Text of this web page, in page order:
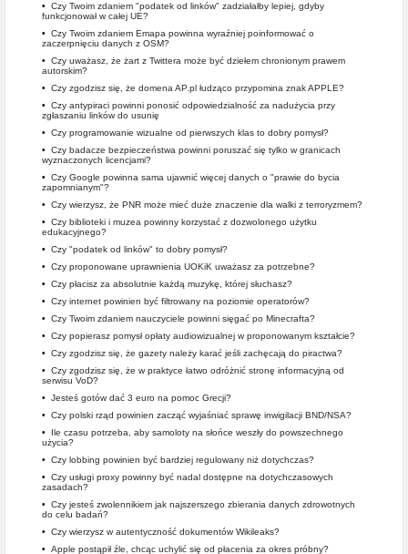
• Czy Twoim zdaniem "podatek od linków" zadziałałby lepiej, gdyby
funkcjonował w całej UE?
• Czy Twoim zdaniem Emapa powinna wyraźniej poinformować o
zaczerpnięciu danych z OSM?
• Czy uważasz, że żart z Twittera może być dziełem chronionym prawem
autorskim?
• Czy zgodzisz się, że domena AP.pl łudząco przypomina znak APPLE?
• Czy antypiraci powinni ponosić odpowiedzialność za nadużycia przy
zgłaszaniu linków do usunię
• Czy programowanie wizualne od pierwszych klas to dobry pomysł?
• Czy badacze bezpieczeństwa powinni poruszać się tylko w granicach
wyznaczonych licencjami?
• Czy Google powinna sama ujawnić więcej danych o "prawie do bycia
zapomnianym"?
• Czy wierzysz, że PNR może mieć duże znaczenie dla walki z terroryzmem?
• Czy biblioteki i muzea powinny korzystać z dozwolonego użytku
edukacyjnego?
• Czy "podatek od linków" to dobry pomysł?
• Czy proponowane uprawnienia UOKiK uważasz za potrzebne?
• Czy płacisz za absolutnie każdą muzykę, której słuchasz?
• Czy internet powinien być filtrowany na poziomie operatorów?
• Czy Twoim zdaniem nauczyciele powinni sięgać po Minecrafta?
• Czy popierasz pomysł opłaty audiowizualnej w proponowanym kształcie?
• Czy zgodzisz się, że gazety należy karać jeśli zachęcają do piractwa?
• Czy zgodzisz się, że w praktyce łatwo odróżnić stronę informacyjną od
serwisu VoD?
• Jesteś gotów dać 3 euro na pomoc Grecji?
• Czy polski rząd powinien zacząć wyjaśniać sprawę inwigilacji BND/NSA?
• Ile czasu potrzeba, aby samoloty na słońce weszły do powszechnego
użycia?
• Czy lobbing powinien być bardziej regulowany niż dotychczas?
• Czy usługi proxy powinny być nadal dostępne na dotychczasowych
zasadach?
• Czy jesteś zwolennikiem jak najszerszego zbierania danych zdrowotnych
do celu badań?
• Czy wierzysz w autentyczność dokumentów Wikileaks?
• Apple postąpił źle, chcąc uchylić się od płacenia za okres próbny?